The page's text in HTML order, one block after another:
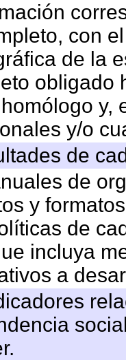
con
de la
obligado
y,
y/o
de
de
y
de
incluya
a